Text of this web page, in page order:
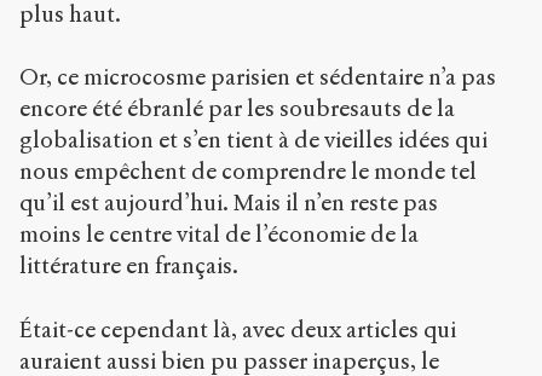
plus haut.
Or, ce microcosme parisien et sédentaire n’a pas
encore été ébranlé par les soubresauts de la
globalisation et s’en tient à de vieilles idées qui
nous empêchent de comprendre le monde tel
qu’il est aujourd’hui. Mais il n’en reste pas
moins le centre vital de l’économie de la
littérature en français.
Était-ce cependant là, avec deux articles qui
auraient aussi bien pu passer inaperçus, le